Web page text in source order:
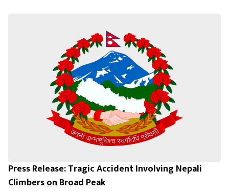
Press Release: Tragic Accident Involving Nepali
Climbers on Broad Peak